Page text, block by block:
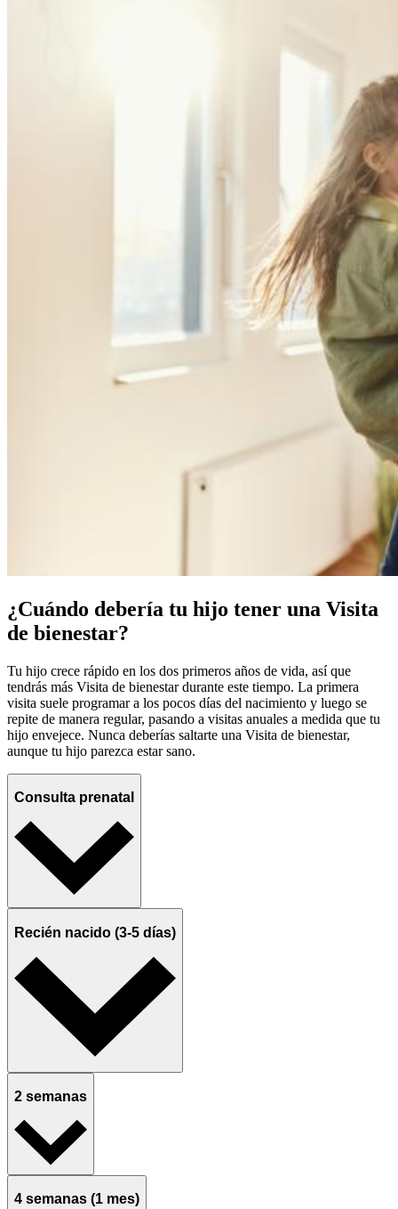
¿Cuándo debería tu hijo tener una Visita
de bienestar?
Tu hijo crece rápido en los dos primeros años de vida, así que
tendrás más Visita de bienestar durante este tiempo. La primera
visita suele programar a los pocos días del nacimiento y luego se
repite de manera regular, pasando a visitas anuales a medida que tu
hijo envejece. Nunca deberías saltarte una Visita de bienestar,
aunque tu hijo parezca estar sano.
Consulta prenatal
Recién nacido (3-5 días)
2 semanas
4 semanas (1 mes)